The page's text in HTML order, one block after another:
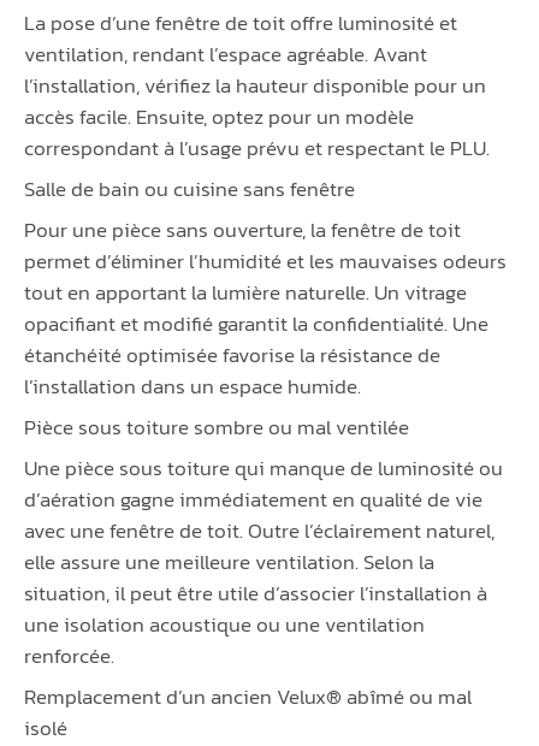
La pose d’une fenêtre de toit offre luminosité et
ventilation, rendant l’espace agréable. Avant
l’installation, vérifiez la hauteur disponible pour un
accès facile. Ensuite, optez pour un modèle
correspondant à l’usage prévu et respectant le PLU.
Salle de bain ou cuisine sans fenêtre
Pour une pièce sans ouverture, la fenêtre de toit
permet d’éliminer l’humidité et les mauvaises odeurs
tout en apportant la lumière naturelle. Un vitrage
opacifiant et modifié garantit la confidentialité. Une
étanchéité optimisée favorise la résistance de
l’installation dans un espace humide.
Pièce sous toiture sombre ou mal ventilée
Une pièce sous toiture qui manque de luminosité ou
d’aération gagne immédiatement en qualité de vie
avec une fenêtre de toit. Outre l’éclairement naturel,
elle assure une meilleure ventilation. Selon la
situation, il peut être utile d’associer l’installation à
une isolation acoustique ou une ventilation
renforcée.
Remplacement d’un ancien Velux® abîmé ou mal
isolé